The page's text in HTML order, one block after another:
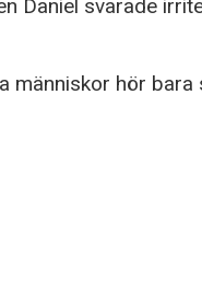
Daniel svarade
hör